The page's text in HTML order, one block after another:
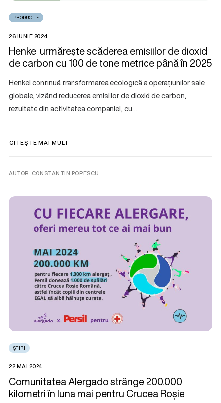
PRODUCȚIE
26 IUNIE 2024
Henkel urmărește scăderea emisiilor de dioxid
de carbon cu 100 de tone metrice până în 2025
Henkel continuă transformarea ecologică a operațiunilor sale
globale, vizând reducerea emisiilor de dioxid de carbon,
rezultate din activitatea companiei, cu…
CITEȘTE MAI MULT
AUTOR. CONSTANTIN POPESCU
ȘTIRI
22 MAI 2024
Comunitatea Alergado strânge 200.000
kilometri în luna mai pentru Crucea Roșie